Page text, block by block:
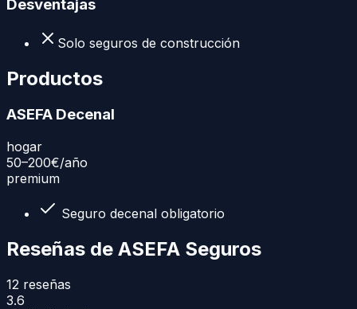
Desventajas
Solo seguros de construcción
Productos
ASEFA Decenal
hogar
50–200€/año
premium
Seguro decenal obligatorio
Reseñas de ASEFA Seguros
12 reseñas
3.6